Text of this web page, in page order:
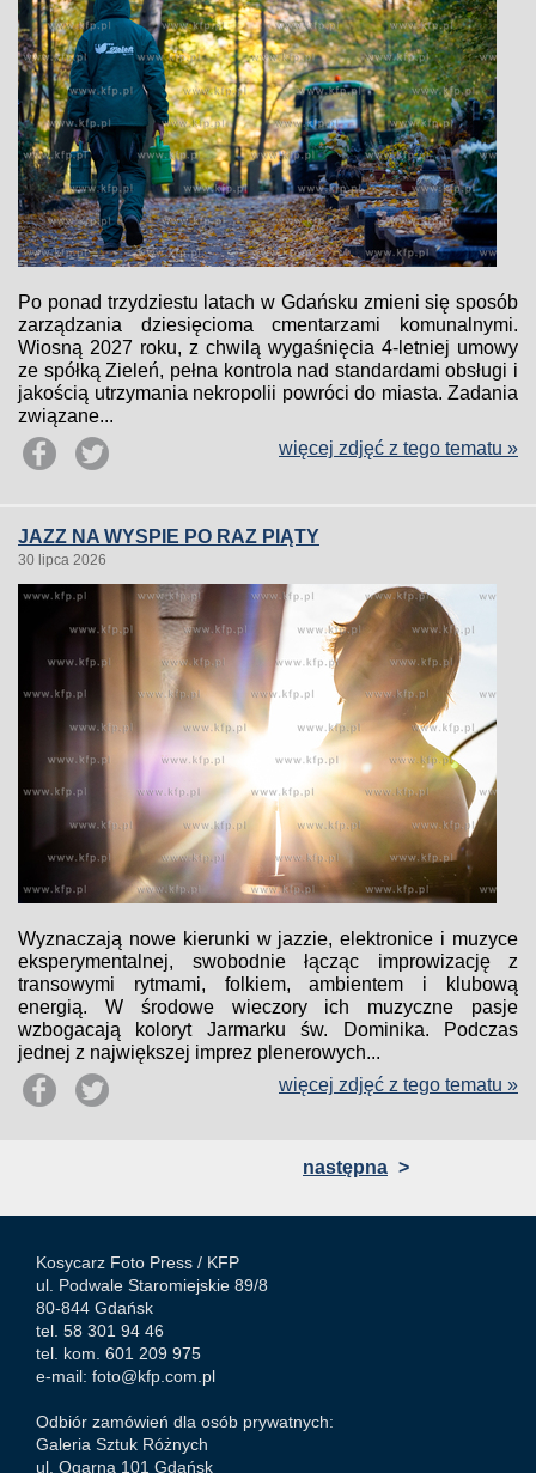
Po ponad trzydziestu latach w Gdańsku zmieni się sposób
zarządzania dziesięcioma cmentarzami komunalnymi.
Wiosną 2027 roku, z chwilą wygaśnięcia 4-letniej umowy
ze spółką Zieleń, pełna kontrola nad standardami obsługi i
jakością utrzymania nekropolii powróci do miasta. Zadania
związane...
więcej zdjęć z tego tematu »
JAZZ NA WYSPIE PO RAZ PIĄTY
30 lipca 2026
Wyznaczają nowe kierunki w jazzie, elektronice i muzyce
eksperymentalnej, swobodnie łącząc improwizację z
transowymi rytmami, folkiem, ambientem i klubową
energią. W środowe wieczory ich muzyczne pasje
wzbogacają koloryt Jarmarku św. Dominika. Podczas
jednej z największej imprez plenerowych...
więcej zdjęć z tego tematu »
następna >
Kosycarz Foto Press / KFP
ul. Podwale Staromiejskie 89/8
80-844 Gdańsk
tel. 58 301 94 46
tel. kom. 601 209 975
e-mail: foto@kfp.com.pl
Odbiór zamówień dla osób prywatnych:
Galeria Sztuk Różnych
ul. Ogarna 101 Gdańsk